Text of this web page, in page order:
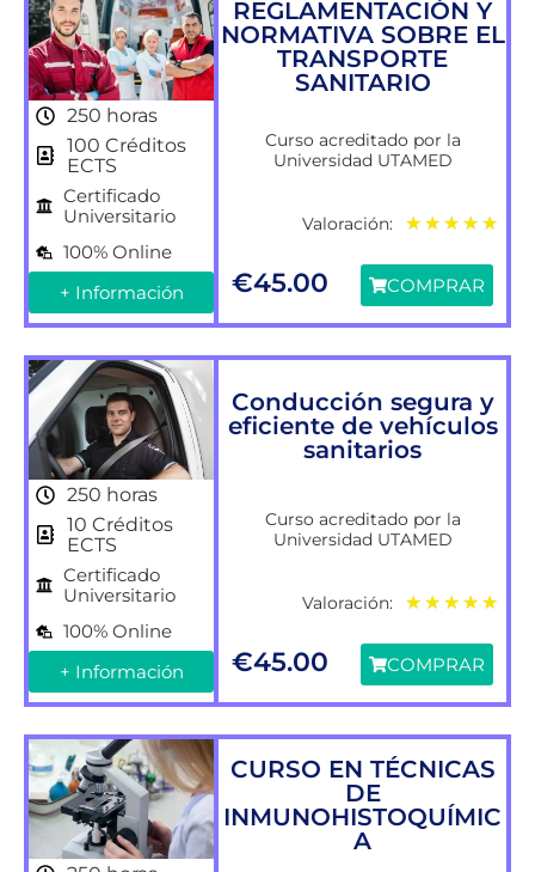
250 horas
100 Créditos
ECTS
Certificado
Universitario
100% Online
+ Información
REGLAMENTACIÓN Y
NORMATIVA SOBRE EL
TRANSPORTE
SANITARIO
Curso acreditado por la
Universidad UTAMED
Valoración: ★ ★ ★ ★ ★
€45.00 COMPRAR
250 horas
10 Créditos
ECTS
Certificado
Universitario
100% Online
+ Información
Conducción segura y
eficiente de vehículos
sanitarios
Curso acreditado por la
Universidad UTAMED
Valoración: ★ ★ ★ ★ ★
€45.00 COMPRAR
CURSO EN TÉCNICAS
DE
INMUNOHISTOQUÍMIC
A